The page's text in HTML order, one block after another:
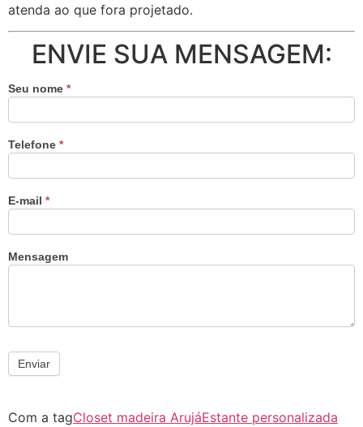
atenda ao que fora projetado.
ENVIE SUA MENSAGEM:
Seu nome *
Telefone *
E-mail *
Mensagem
Enviar
Com a tagCloset madeira ArujáEstante personalizada